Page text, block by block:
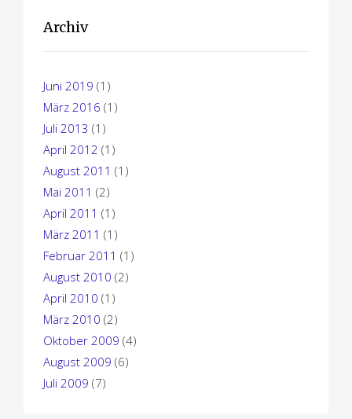
Archiv
Juni 2019 (1)
März 2016 (1)
Juli 2013 (1)
April 2012 (1)
August 2011 (1)
Mai 2011 (2)
April 2011 (1)
März 2011 (1)
Februar 2011 (1)
August 2010 (2)
April 2010 (1)
März 2010 (2)
Oktober 2009 (4)
August 2009 (6)
Juli 2009 (7)